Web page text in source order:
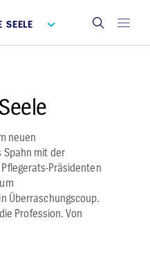
SEELE
neuen
Spahn mit der
Präsidenten
Überraschungscoup.
Profession. Von